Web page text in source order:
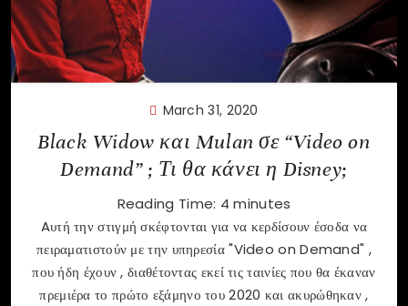
March 31, 2020
Black Widow και Mulan σε “Video on
Demand” ; Τι θα κάνει η Disney;
Reading Time: 4 minutes
Aυτή την στιγμή σκέφτονται για να κερδίσουν έσοδα να
πειραματιστούν με την υπηρεσία "Video on Demand" ,
που ήδη έχουν , διαθέτοντας εκεί τις ταινίες που θα έκαναν
πρεμιέρα το πρώτο εξάμηνο του 2020 και ακυρώθηκαν ,